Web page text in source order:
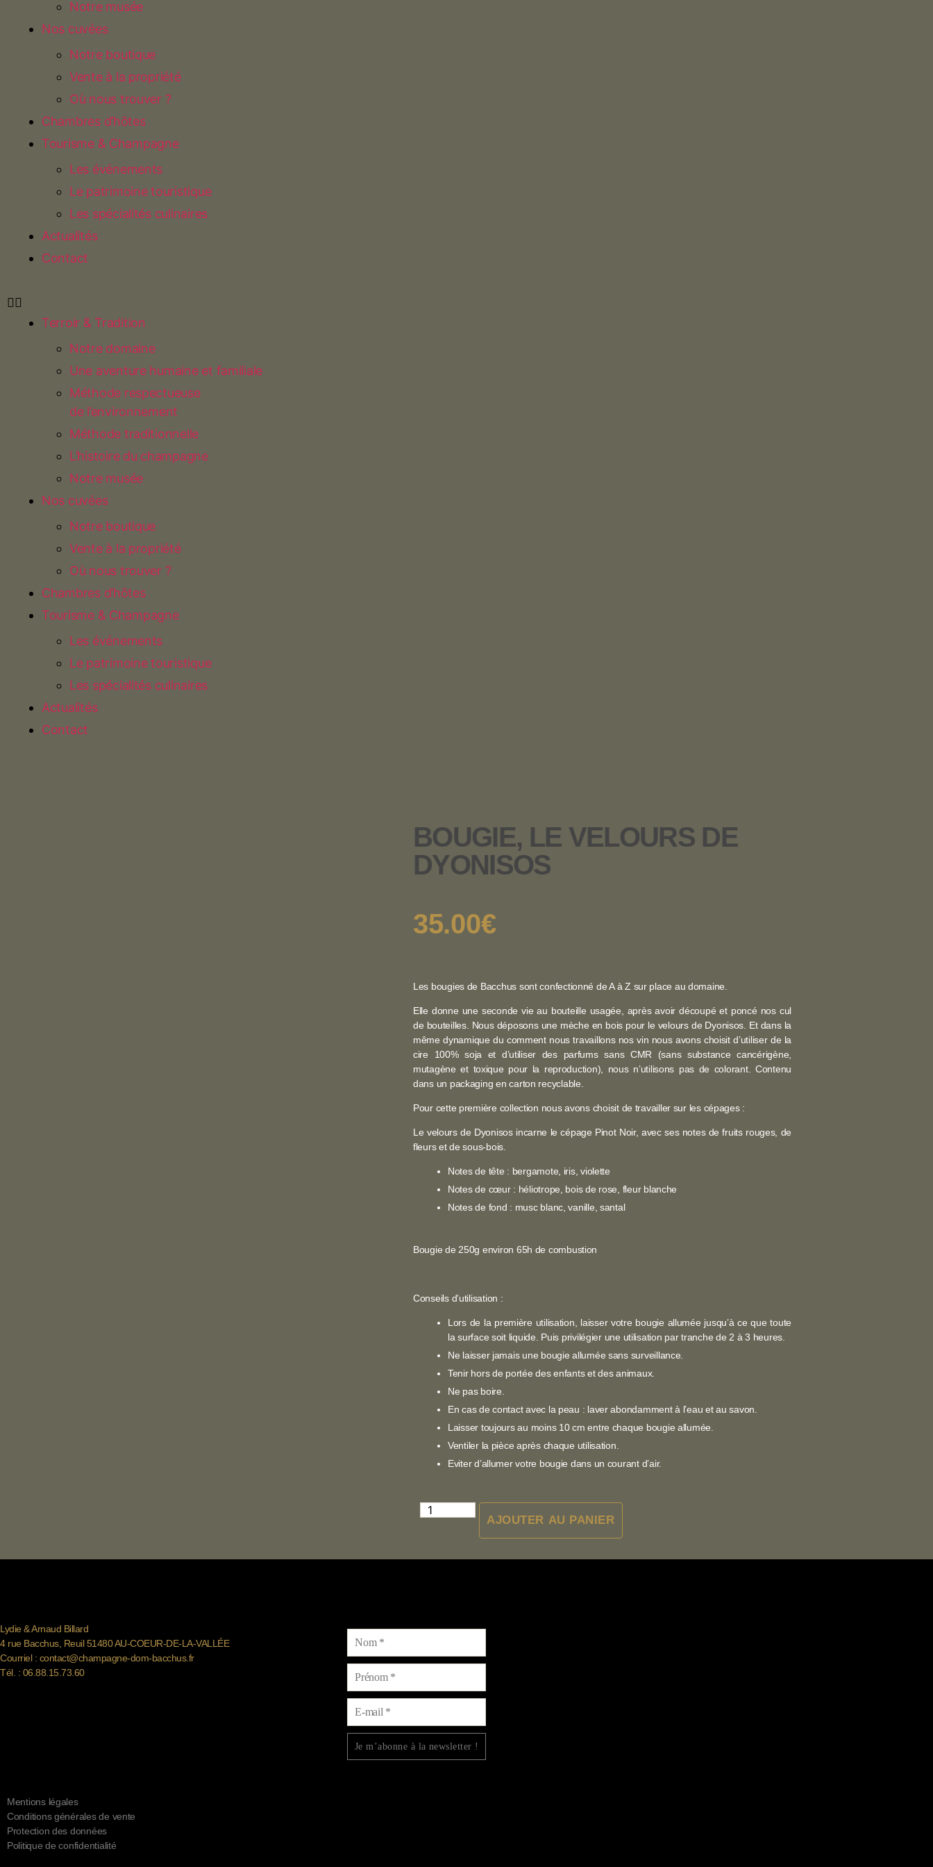
Notre musée
Nos cuvées
Notre boutique
Vente à la propriété
Où nous trouver ?
Chambres d’hôtes
Tourisme & Champagne
Les événements
Le patrimoine touristique
Les spécialités culinaires
Actualités
Contact
Terroir & Tradition
Notre domaine
Une aventure humaine et familiale
Méthode respectueuse
de l’environnement
Méthode traditionnelle
L’histoire du champagne
Notre musée
Nos cuvées
Notre boutique
Vente à la propriété
Où nous trouver ?
Chambres d’hôtes
Tourisme & Champagne
Les événements
Le patrimoine touristique
Les spécialités culinaires
Actualités
Contact
BOUGIE, LE VELOURS DE
DYONISOS
35.00€
Les bougies de Bacchus sont confectionné de A à Z sur place au domaine.
Elle donne une seconde vie au bouteille usagée, après avoir découpé et poncé nos cul
de bouteilles. Nous déposons une mèche en bois pour le velours de Dyonisos. Et dans la
même dynamique du comment nous travaillons nos vin nous avons choisit d’utiliser de la
cire 100% soja et d’utiliser des parfums sans CMR (sans substance cancérigène,
mutagène et toxique pour la reproduction), nous n’utilisons pas de colorant. Contenu
dans un packaging en carton recyclable.
Pour cette première collection nous avons choisit de travailler sur les cépages :
Le velours de Dyonisos incarne le cépage Pinot Noir, avec ses notes de fruits rouges, de
fleurs et de sous-bois.
Notes de tête : bergamote, iris, violette
Notes de cœur : héliotrope, bois de rose, fleur blanche
Notes de fond : musc blanc, vanille, santal
Bougie de 250g environ 65h de combustion
Conseils d’utilisation :
Lors de la première utilisation, laisser votre bougie allumée jusqu’à ce que toute
la surface soit liquide. Puis privilégier une utilisation par tranche de 2 à 3 heures.
Ne laisser jamais une bougie allumée sans surveillance.
Tenir hors de portée des enfants et des animaux.
Ne pas boire.
En cas de contact avec la peau : laver abondamment à l’eau et au savon.
Laisser toujours au moins 10 cm entre chaque bougie allumée.
Ventiler la pièce après chaque utilisation.
Eviter d’allumer votre bougie dans un courant d’air.
AJOUTER AU PANIER
Lydie & Arnaud Billard
4 rue Bacchus, Reuil 51480 AU-COEUR-DE-LA-VALLÉE
Courriel : contact@champagne-dom-bacchus.fr
Tél. : 06.88.15.73.60
Mentions légales
Conditions générales de vente
Protection des données
Politique de confidentialité